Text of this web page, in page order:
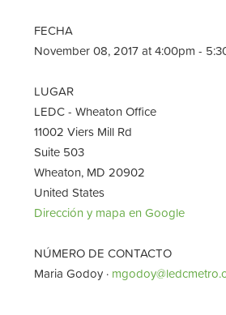
FECHA
November 08, 2017 at 4:00pm -
LUGAR
LEDC - Wheaton Office
11002 Viers Mill Rd
Suite 503
Wheaton, MD 20902
United States
Dirección y mapa en Google
NÚMERO DE CONTACTO
Maria Godoy ·